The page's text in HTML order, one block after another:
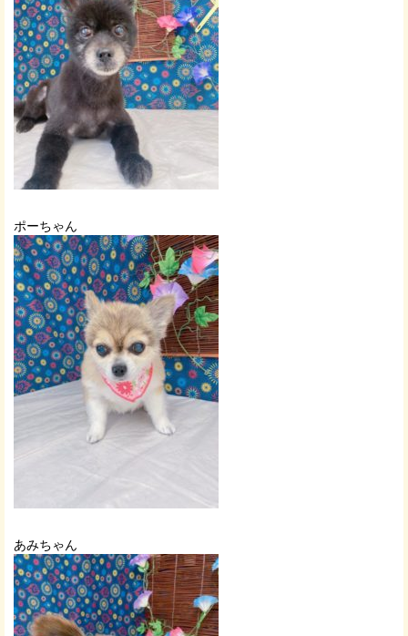
ポーちゃん
あみちゃん